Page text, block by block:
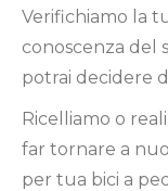
Verifichiamo la
conoscenza del
potrai decidere
Ricelliamo o
far tornare a
per tua bici a